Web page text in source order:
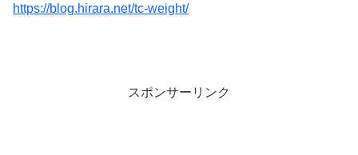
https://blog.hirara.net/tc-weight/
スポンサーリンク